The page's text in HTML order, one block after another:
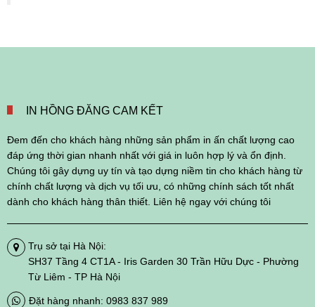
IN HỒNG ĐĂNG CAM KẾT
Đem đến cho khách hàng những sản phẩm in ấn chất lượng cao
đáp ứng thời gian nhanh nhất với giá in luôn hợp lý và ổn định.
Chúng tôi gây dựng uy tín và tạo dựng niềm tin cho khách hàng từ
chính chất lượng và dịch vụ tối ưu, có những chính sách tốt nhất
dành cho khách hàng thân thiết. Liên hệ ngay với chúng tôi
Trụ sở tại Hà Nội:
SH37 Tầng 4 CT1A - Iris Garden 30 Trần Hữu Dực - Phường
Từ Liêm - TP Hà Nội
Đặt hàng nhanh: 0983 837 989